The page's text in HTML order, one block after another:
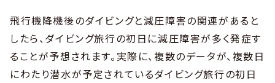
飛行機降機後のダイビングと減圧障害の関連があると
したら、ダイビング旅行の初日に減圧障害が多く発症す
ることが予想されます。実際に、複数のデータが、複数日
にわたり潜水が予定されているダイビング旅行の初日